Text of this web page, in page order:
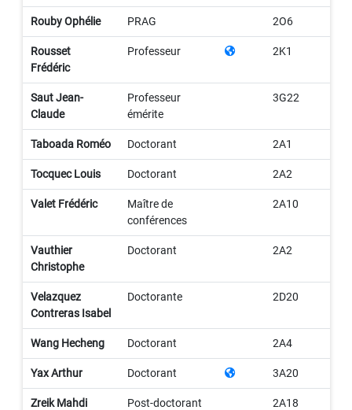
Rouby Ophélie PRAG 2O6
Rousset
Frédéric
Professeur 2K1
Saut Jean-
Claude
Professeur
émérite
3G22
Taboada Roméo Doctorant 2A1
Tocquec Louis Doctorant 2A2
Valet Frédéric
Maître de
conférences
2A10
Vauthier
Christophe
Doctorant 2A2
Velazquez
Contreras Isabel
Doctorante 2D20
Wang Hecheng Doctorant 2A4
Yax Arthur Doctorant 3A20
Zreik Mahdi Post-doctorant 2A18